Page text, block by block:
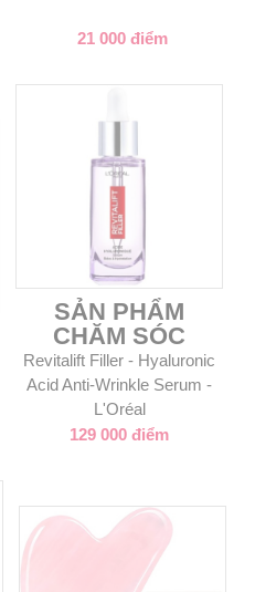
21 000 điểm
SẢN PHẨM
CHĂM SÓC
Revitalift Filler - Hyaluronic
Acid Anti-Wrinkle Serum -
L'Oréal
129 000 điểm